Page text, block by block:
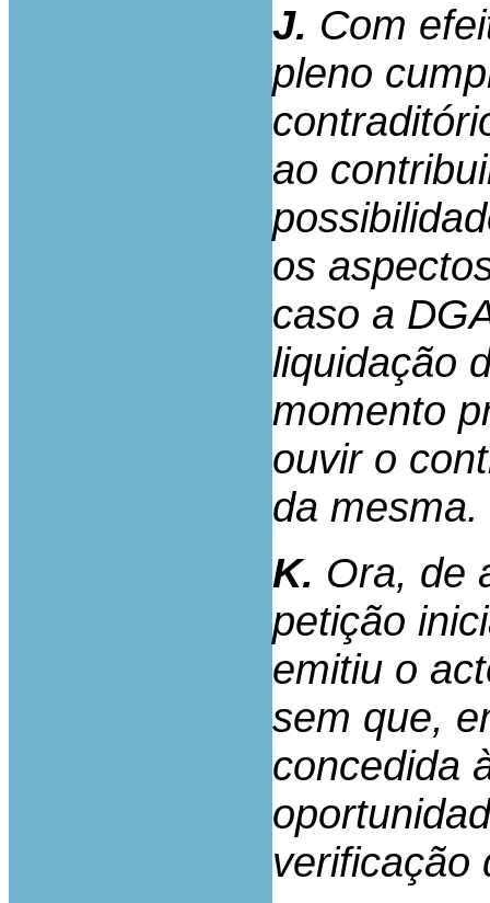
J. Com
pleno
ao
os
caso a
liquidação
momento
ouvir o
da mesma.
K. Ora, de
petição
emitiu o
sem que,
concedida
verificação